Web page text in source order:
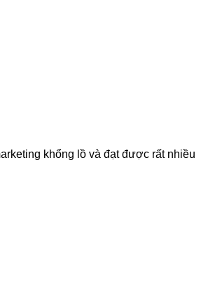
khổng lồ và đạt được rất nhiều